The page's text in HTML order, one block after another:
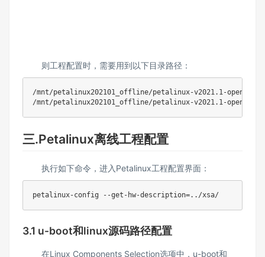
则工程配置时，需要用到以下目录路径：
/mnt/petalinux202101_offline/petalinux-v2021.1-
/mnt/petalinux202101_offline/petalinux-v2021.1-
三.Petalinux离线工程配置
执行如下命令，进入Petalinux工程配置界面：
petalinux-config --get-hw-description=../xsa/
3.1 u-boot和linux源码路径配置
在Linux Components Selection选项中，u-boot和